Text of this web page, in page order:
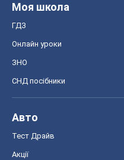
Моя школа
ГДЗ
Онлайн уроки
ЗНО
СНД посібники
Авто
Тест Драйв
Акції